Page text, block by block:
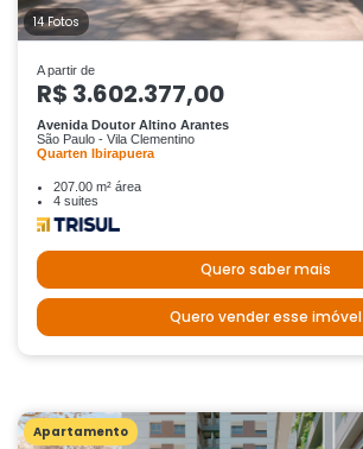
14 Fotos
A partir de
R$ 3.602.377,00
Avenida Doutor Altino Arantes
São Paulo - Vila Clementino
Quarten Ibirapuera
207.00 m² área
4 suites
Quero saber mais
Quero vender esse imóvel
Apartamento